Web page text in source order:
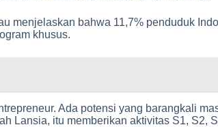
menjelaskan bahwa 11,7% penduduk
khusus.
Ada potensi yang barangkali
Lansia, itu memberikan aktivitas S1, S2,